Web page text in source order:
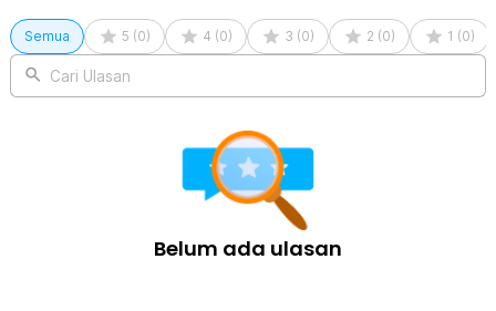
Semua 5 (0) 4 (0) 3 (0) 2 (0) 1 (0)
Cari Ulasan
Belum ada ulasan